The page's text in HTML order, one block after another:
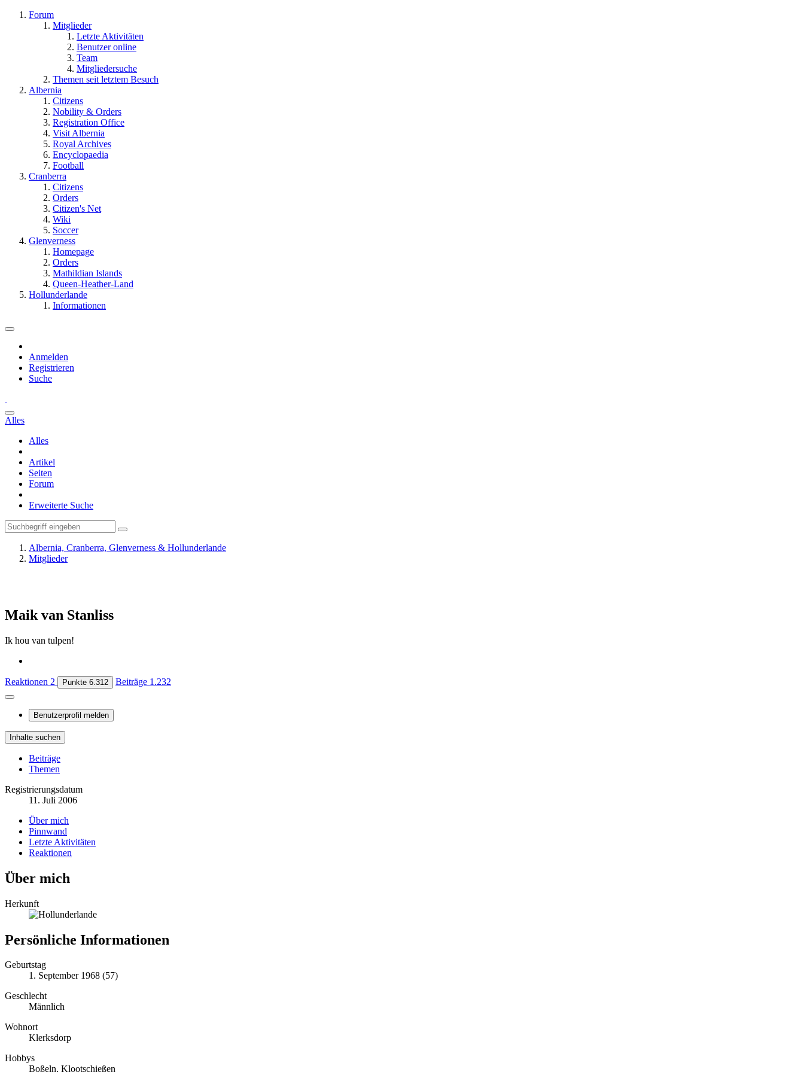
Forum
Mitglieder
Letzte Aktivitäten
Benutzer online
Team
Mitgliedersuche
Themen seit letztem Besuch
Albernia
Citizens
Nobility & Orders
Registration Office
Visit Albernia
Royal Archives
Encyclopaedia
Football
Cranberra
Citizens
Orders
Citizen's Net
Wiki
Soccer
Glenverness
Homepage
Orders
Mathildian Islands
Queen-Heather-Land
Hollunderlande
Informationen
Anmelden
Registrieren
Suche
Alles
Alles
Artikel
Seiten
Forum
Erweiterte Suche
Albernia, Cranberra, Glenverness & Hollunderlande
Mitglieder
Maik van Stanliss
Ik hou van tulpen!
Reaktionen 2 Punkte 6.312 Beiträge 1.232
Benutzerprofil melden
Inhalte suchen
Beiträge
Themen
Registrierungsdatum
11. Juli 2006
Über mich
Pinnwand
Letzte Aktivitäten
Reaktionen
Über mich
Herkunft
Persönliche Informationen
Geburtstag
1. September 1968 (57)
Geschlecht
Männlich
Wohnort
Klerksdorp
Hobbys
Boßeln, Klootschießen